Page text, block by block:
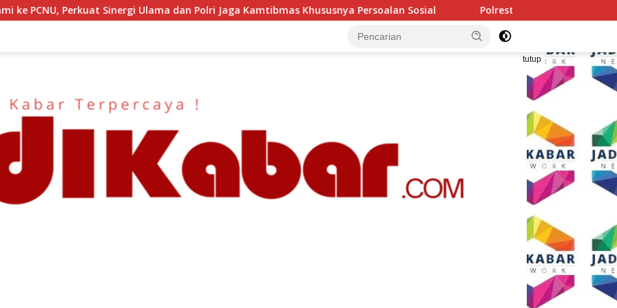
dan Polri Jaga Kamtibmas Khususnya Persoalan Sosial Polresta Malang Kota Gelar Makan Bersama dan
tutup